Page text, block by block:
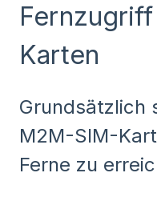
Karten
Grundsätzlich
M2M-SIM-
Ferne zu